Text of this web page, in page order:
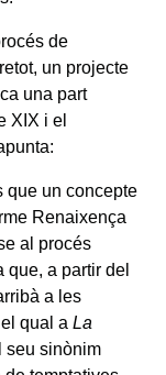
de
un projecte
una part
XIX i el
que un concepte
Renaixença
al procés
que, a partir del
a les
qual a La
seu sinònim